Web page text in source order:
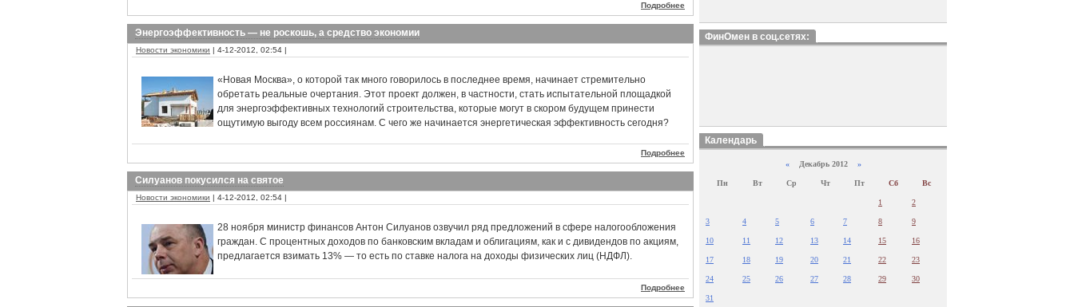
Подробнее
Энергоэффективность — не роскошь, а средство экономии
Новости экономики | 4-12-2012, 02:54 |
«Новая Москва», о которой так много говорилось в последнее время, начинает стремительно
обретать реальные очертания. Этот проект должен, в частности, стать испытательной площадкой
для энергоэффективных технологий строительства, которые могут в скором будущем принести
ощутимую выгоду всем россиянам. С чего же начинается энергетическая эффективность сегодня?
Подробнее
Силуанов покусился на святое
Новости экономики | 4-12-2012, 02:54 |
28 ноября министр финансов Антон Силуанов озвучил ряд предложений в сфере налогообложения
граждан. С процентных доходов по банковским вкладам и облигациям, как и с дивидендов по акциям,
предлагается взимать 13% — то есть по ставке налога на доходы физических лиц (НДФЛ).
Подробнее
ФинОмен в соц.сетях:
Календарь
«Декабрь 2012 »
Пн Вт Ср Чт Пт Сб Вс
1 2
3 4 5 6 7 8 9
10 11 12 13 14 15 16
17 18 19 20 21 22 23
24 25 26 27 28 29 30
31